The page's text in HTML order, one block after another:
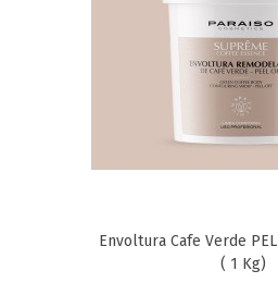
Envoltura Cafe Verde
( 1 Kg)